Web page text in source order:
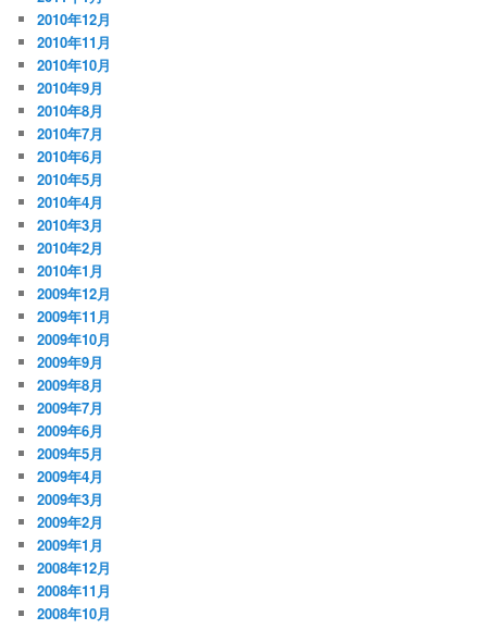
2010年12月
2010年11月
2010年10月
2010年9月
2010年8月
2010年7月
2010年6月
2010年5月
2010年4月
2010年3月
2010年2月
2010年1月
2009年12月
2009年11月
2009年10月
2009年9月
2009年8月
2009年7月
2009年6月
2009年5月
2009年4月
2009年3月
2009年2月
2009年1月
2008年12月
2008年11月
2008年10月